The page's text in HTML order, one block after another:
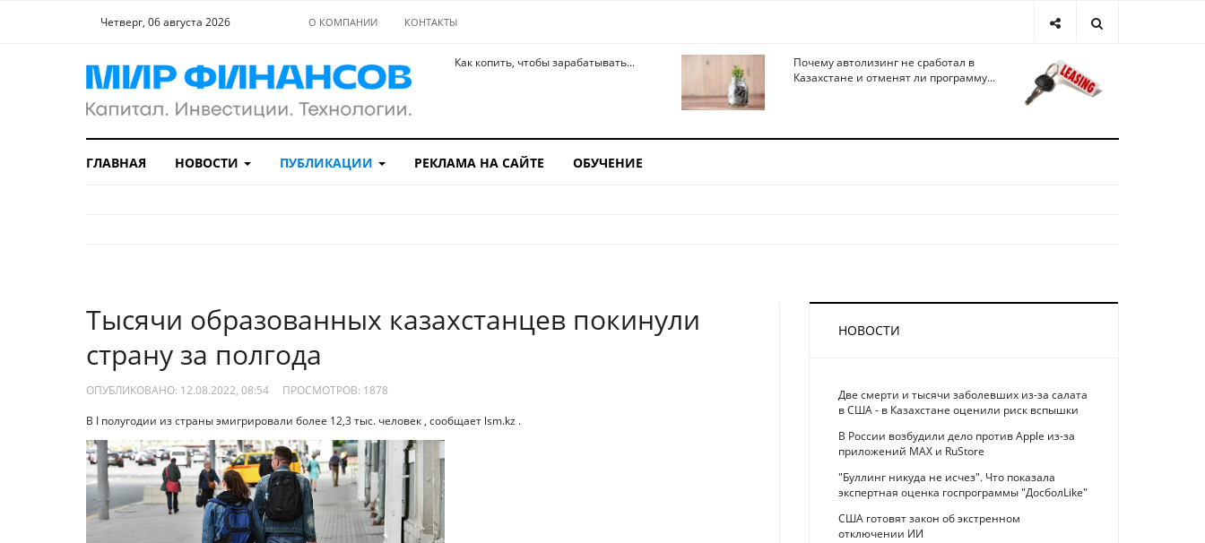
Четверг, 06 августа 2026 О КОМПАНИИ КОНТАКТЫ
Как копить, чтобы зарабатывать...
Почему автолизинг не сработал в
Казахстане и отменят ли программу...
ГЛАВНАЯ НОВОСТИ ПУБЛИКАЦИИ РЕКЛАМА НА САЙТЕ ОБУЧЕНИЕ
Тысячи образованных казахстанцев покинули
страну за полгода
ОПУБЛИКОВАНО: 12.08.2022, 08:54 ПРОСМОТРОВ: 1878
В I полугодии из страны эмигрировали более 12,3 тыс. человек , сообщает lsm.kz .
НОВОСТИ
Две смерти и тысячи заболевших из-за салата
в США - в Казахстане оценили риск вспышки
В России возбудили дело против Apple из-за
приложений MAX и RuStore
"Буллинг никуда не исчез". Что показала
экспертная оценка госпрограммы "ДосболLike"
США готовят закон об экстренном
отключении ИИ